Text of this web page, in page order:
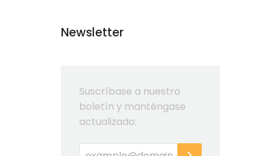
Newsletter
Suscríbase a nuestro
boletín y manténgase
actualizado: